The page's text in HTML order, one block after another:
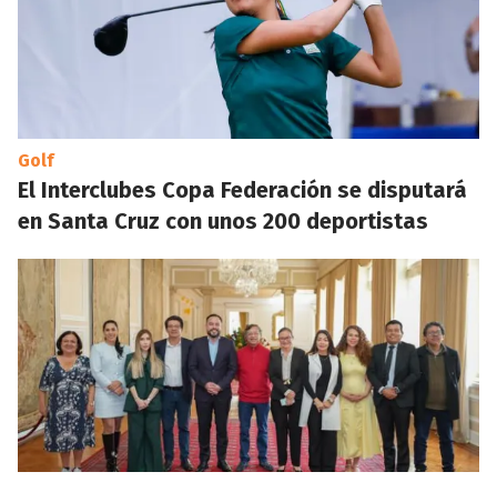
Golf
El Interclubes Copa Federación se disputará
en Santa Cruz con unos 200 deportistas